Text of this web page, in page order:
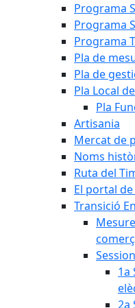
Programa
Programa
Programa
Pla de
Pla de
Pla Local
Pla
Artisania
Mercat de
Noms
Ruta del
El portal
Transició
1a
2a